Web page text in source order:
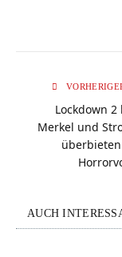
Lockdown 2
Merkel und
AUCH